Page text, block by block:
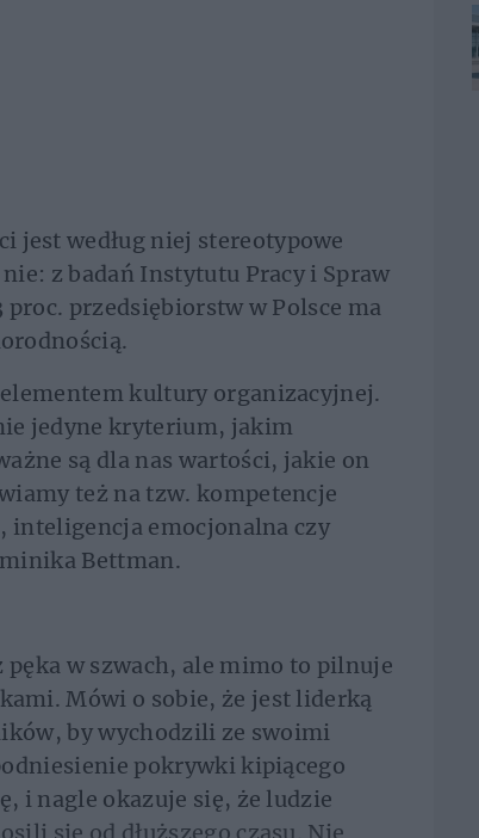
jest według niej stereotypowe
z badań Instytutu Pracy i Spraw
przedsiębiorstw w Polsce ma
kultury organizacyjnej.
jedyne kryterium, jakim
są dla nas wartości, jakie on
też na tzw. kompetencje
inteligencja emocjonalna czy
Bettman.
w szwach, ale mimo to pilnuje
Mówi o sobie, że jest liderką
by wychodzili ze swoimi
pokrywki kipiącego
i nagle okazuje się, że ludzie
się od dłuższego czasu. Nie